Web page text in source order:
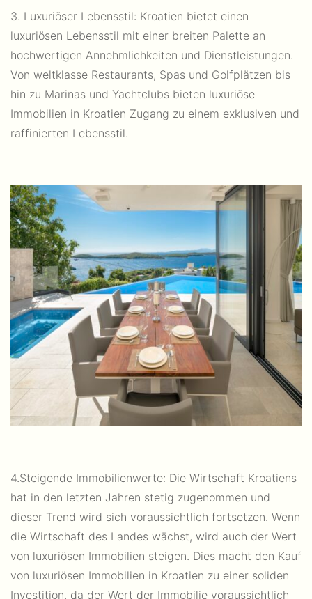
3. Luxuriöser Lebensstil: Kroatien bietet einen
luxuriösen Lebensstil mit einer breiten Palette an
hochwertigen Annehmlichkeiten und Dienstleistungen.
Von weltklasse Restaurants, Spas und Golfplätzen bis
hin zu Marinas und Yachtclubs bieten luxuriöse
Immobilien in Kroatien Zugang zu einem exklusiven und
raffinierten Lebensstil.
4.Steigende Immobilienwerte: Die Wirtschaft Kroatiens
hat in den letzten Jahren stetig zugenommen und
dieser Trend wird sich voraussichtlich fortsetzen. Wenn
die Wirtschaft des Landes wächst, wird auch der Wert
von luxuriösen Immobilien steigen. Dies macht den Kauf
von luxuriösen Immobilien in Kroatien zu einer soliden
Investition, da der Wert der Immobilie voraussichtlich